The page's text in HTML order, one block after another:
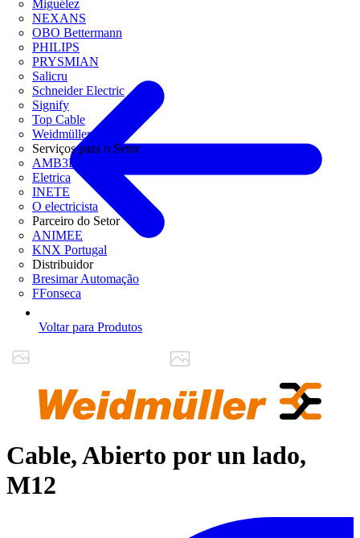
Miguélez
NEXANS
OBO Bettermann
PHILIPS
PRYSMIAN
Salicru
Schneider Electric
Signify
Top Cable
Weidmüller
Serviços para o Setor
AMB3E
Eletrica
INETE
O electricista
Parceiro do Setor
ANIMEE
KNX Portugal
Distribuidor
Bresimar Automação
FFonseca
Voltar para Produtos
Cable, Abierto por un lado,
M12